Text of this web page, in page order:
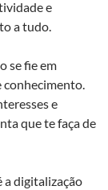
e
a tudo.
se fie em
conhecimento.
e
que te faça de
a digitalização